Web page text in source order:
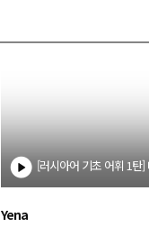
[러시아어 기초 어휘 1탄
Yena